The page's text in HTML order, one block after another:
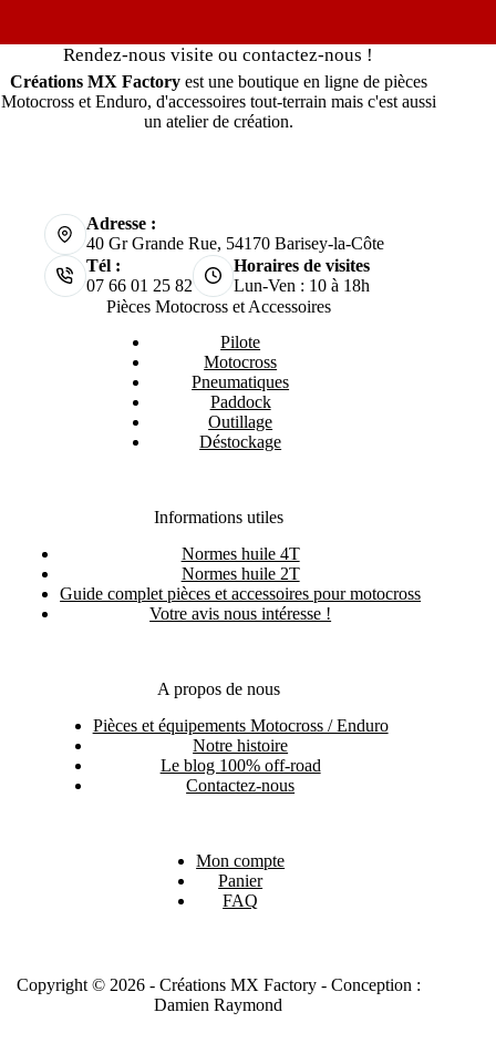
Rendez-nous visite ou contactez-nous !
Créations MX Factoryest une boutique en ligne de pièces
Motocross et Enduro, d'accessoires tout-terrain mais c'est aussi
un atelier de création.
Adresse :
40 Gr Grande Rue, 54170 Barisey-la-Côte
Tél :
07 66 01 25 82
Horaires de visites
Lun-Ven : 10 à 18h
Pièces Motocross et Accessoires
Pilote
Motocross
Pneumatiques
Paddock
Outillage
Déstockage
Informations utiles
Normes huile 4T
Normes huile 2T
Guide complet pièces et accessoires pour motocross
Votre avis nous intéresse !
A propos de nous
Pièces et équipements Motocross / Enduro
Notre histoire
Le blog 100% off-road
Contactez-nous
Mon compte
Panier
FAQ
Copyright © 2026 - Créations MX Factory - Conception :
Damien Raymond